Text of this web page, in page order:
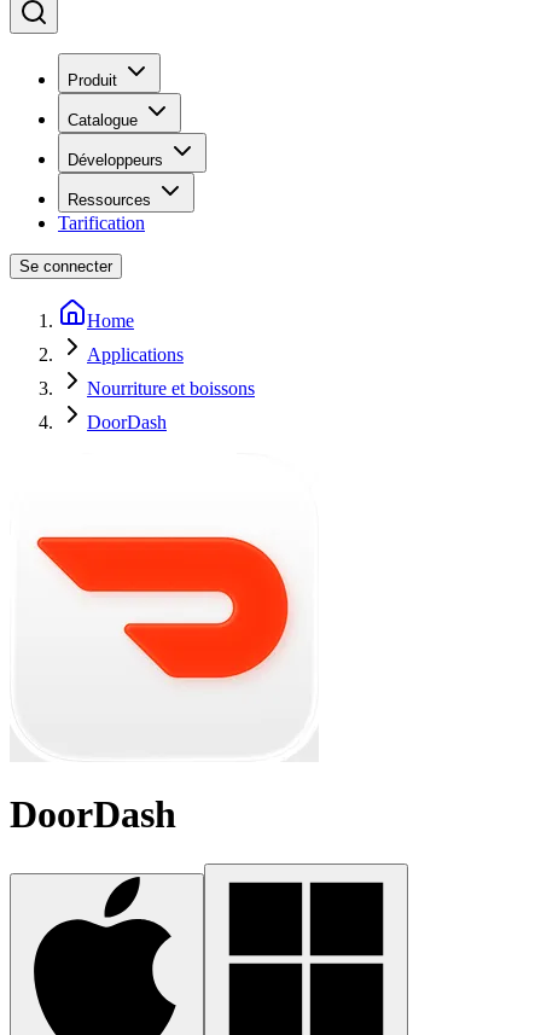
Produit
Catalogue
Développeurs
Ressources
Tarification
Se connecter
Home
Applications
Nourriture et boissons
DoorDash
DoorDash